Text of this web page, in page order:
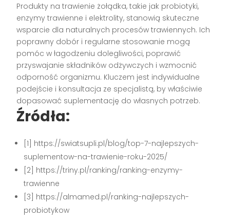
Produkty na trawienie żołądka, takie jak probiotyki,
enzymy trawienne i elektrolity, stanowią skuteczne
wsparcie dla naturalnych procesów trawiennych. Ich
poprawny dobór i regularne stosowanie mogą
pomóc w łagodzeniu dolegliwości, poprawić
przyswajanie składników odżywczych i wzmocnić
odporność organizmu. Kluczem jest indywidualne
podejście i konsultacja ze specjalistą, by właściwie
dopasować suplementację do własnych potrzeb.
Źródła:
[1] https://swiatsupli.pl/blog/top-7-najlepszych-
suplementow-na-trawienie-roku-2025/
[2] https://triny.pl/ranking/ranking-enzymy-
trawienne
[3] https://almamed.pl/ranking-najlepszych-
probiotykow